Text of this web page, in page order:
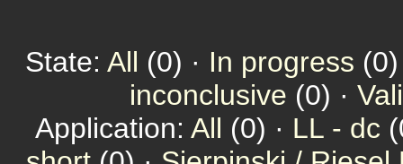
State: All (0) · In progress
inconclusive (0) ·
Application: All (0) · LL - dc